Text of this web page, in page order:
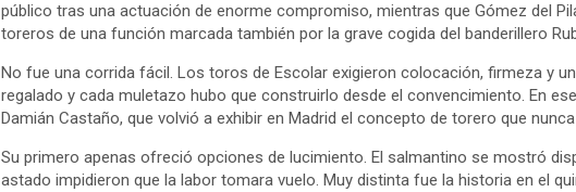
público tras una actuación de enorme compromiso, mientras que Gómez del
toreros de una función marcada también por la grave cogida del banderillero
No fue una corrida fácil. Los toros de Escolar exigieron colocación, firmeza y
regalado y cada muletazo hubo que construirlo desde el convencimiento. En
Damián Castaño, que volvió a exhibir en Madrid el concepto de torero que
Su primero apenas ofreció opciones de lucimiento. El salmantino se mostró
astado impidieron que la labor tomara vuelo. Muy distinta fue la historia en el